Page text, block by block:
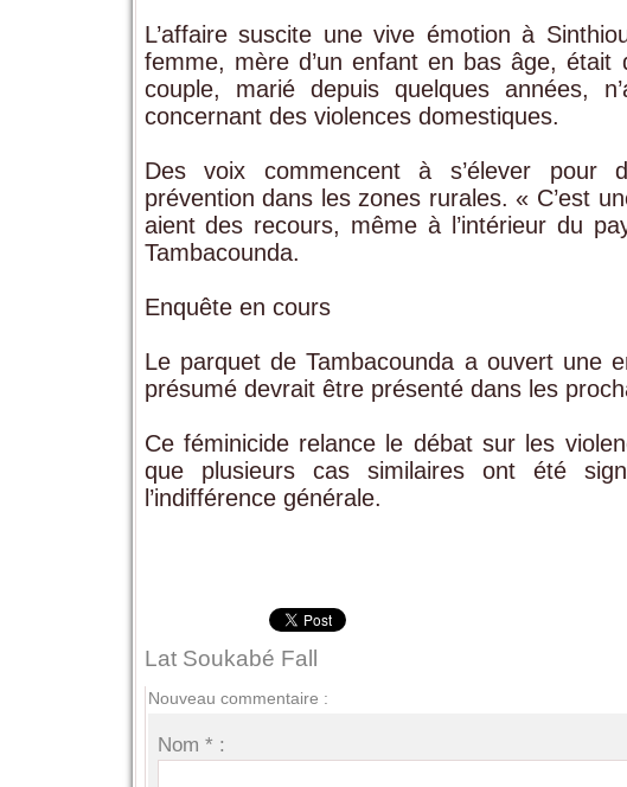
L’affaire suscite une vive émotion à
femme, mère d’un enfant en bas âge,
couple, marié depuis quelques années,
concernant des violences domestiques.
Des voix commencent à s’élever pour
prévention dans les zones rurales. « C’est
aient des recours, même à l’intérieur du
Tambacounda.
Enquête en cours
Le parquet de Tambacounda a ouvert une
présumé devrait être présenté dans les
Ce féminicide relance le débat sur les
que plusieurs cas similaires ont été
l’indifférence générale.
Lat Soukabé Fall
Nouveau commentaire :
Nom * :